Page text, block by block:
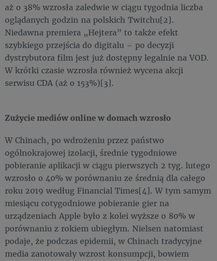
aż o 38% wzrosła zaledwie w ciągu tygodnia liczba
oglądanych godzin na polskich Twitchu[2].
Niedawna premiera „Hejtera” to także efekt
szybkiego przejścia do digitalu – po decyzji
dystrybutora film jest już dostępny legalnie na VOD.
W krótki czasie wzrosła również wycena akcji
serwisu CDA (aż o 153%)[3].
Zużycie mediów online w domach wzrosło
W Chinach, po wdrożeniu przez państwo
ogólnokrajowej izolacji, średnie tygodniowe
pobieranie aplikacji w ciągu pierwszych 2 tyg. lutego
wzrosło o 40% w porównaniu ze średnią dla całego
roku 2019 według Financial Times[4]. W tym samym
miesiącu cotygodniowe pobieranie gier na
urządzeniach Apple było z kolei wyższe o 80% w
porównaniu z rokiem ubiegłym. Nielsen natomiast
podaje, że podczas epidemii, w Chinach tradycyjne
media zanotowały wzrost konsumpcji, bowiem